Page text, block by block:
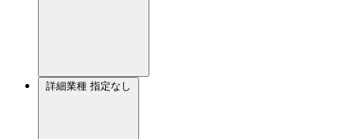
詳細業種 指定なし